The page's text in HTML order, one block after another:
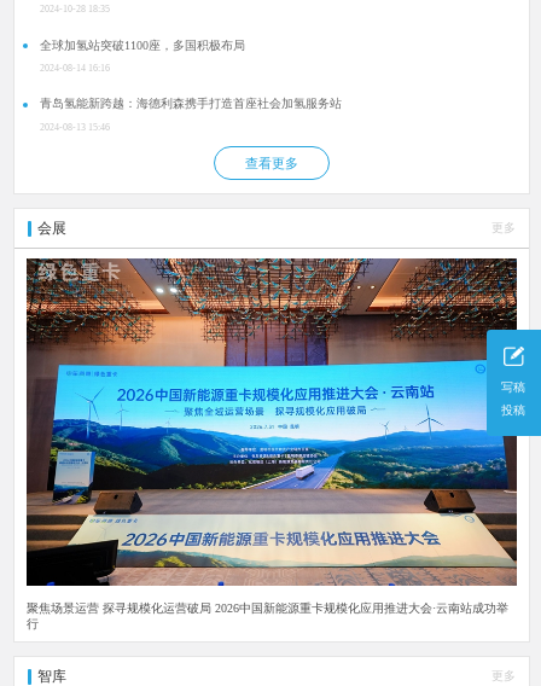
写稿
投稿
2024-10-28 18:35
全球加氢站突破1100座，多国积极布局
2024-08-14 16:16
青岛氢能新跨越：海德利森携手打造首座社会加氢服务站
2024-08-13 15:46
查看更多
会展 更多
聚焦场景运营 探寻规模化运营破局 2026中国新能源重卡规模化应用推进大会·云南站成功举
行
智库 更多